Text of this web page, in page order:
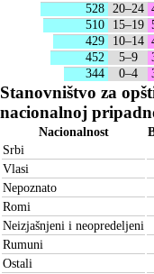
528
20–24
510
15–19
429
10–14
452
5–9
344
0–4
Stanovništvo za
nacionalnoj
Nacionalnost
Srbi
Vlasi
Nepoznato
Romi
Neizjašnjeni i neopredeljeni
Rumuni
Ostali